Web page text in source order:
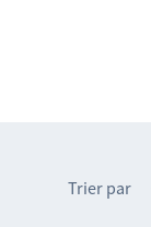
Trier par